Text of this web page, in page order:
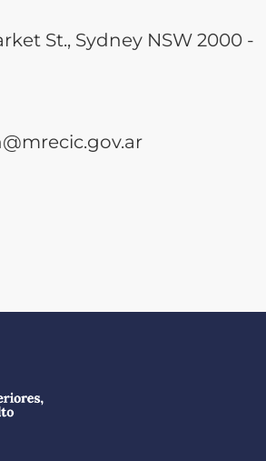
St., Sydney NSW 2000 -